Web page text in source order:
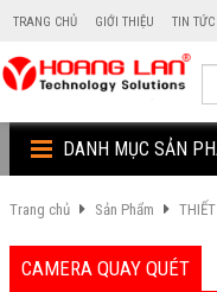
TRANG CHỦ GIỚI THIỆU TIN TỨC
DANH MỤC SẢN
Trang chủ Sản Phẩm
CAMERA QUAY QUÉT